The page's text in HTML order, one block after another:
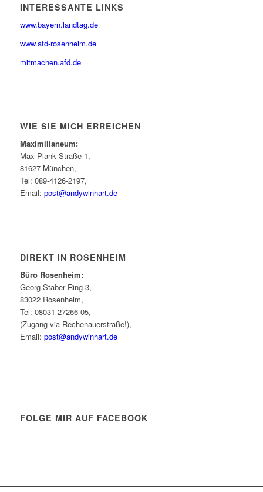
INTERESSANTE LINKS
www.bayern.landtag.de
www.afd-rosenheim.de
mitmachen.afd.de
WIE SIE MICH ERREICHEN
Maximilianeum:
Max Plank Straße 1,
81627 München,
Tel: 089-4126-2197,
Email: post@andywinhart.de
DIREKT IN ROSENHEIM
Büro Rosenheim:
Georg Staber Ring 3,
83022 Rosenheim,
Tel: 08031-27266-05,
(Zugang via Rechenauerstraße!),
Email: post@andywinhart.de
FOLGE MIR AUF FACEBOOK